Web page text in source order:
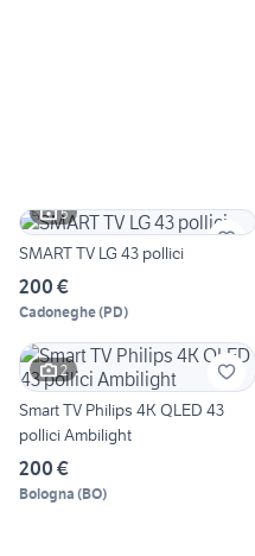
5
SMART TV LG 43 pollici
200 €
Cadoneghe(PD)
2
Smart TV Philips 4K QLED 43
pollici Ambilight
200 €
Bologna (BO)